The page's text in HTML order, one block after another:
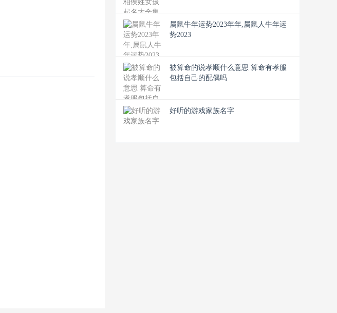
属鼠牛年运势2023年年,属鼠人牛年运
势2023
被算命的说孝顺什么意思 算命有孝服
包括自己的配偶吗
好听的游戏家族名字